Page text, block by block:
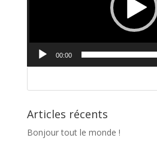
00:00
Articles récents
Bonjour tout le monde !